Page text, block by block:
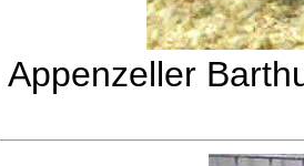
Appenzeller